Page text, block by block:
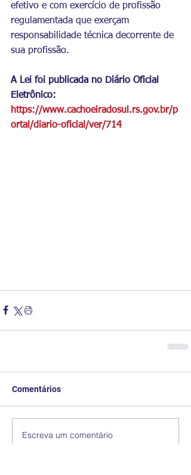
efetivo e com exercício de profissão
regulamentada que exerçam
responsabilidade técnica decorrente de
sua profissão.
A Lei foi publicada no Diário Oficial
Eletrônico:
https://www.cachoeiradosul.rs.gov.br/p
ortal/diario-oficial/ver/714
Comentários
Escreva um comentário